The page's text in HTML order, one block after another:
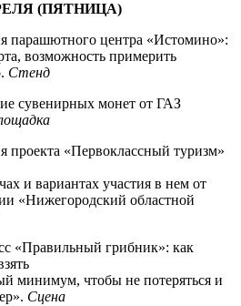
(ПЯТНИЦА)
парашютного центра «Истомино»:
возможность примерить
Стенд
сувенирных монет от ГАЗ
проекта «Первоклассный туризм»
и вариантах участия в нем от
«Нижегородский областной
«Правильный грибник»: как
минимум, чтобы не потеряться и
Сцена